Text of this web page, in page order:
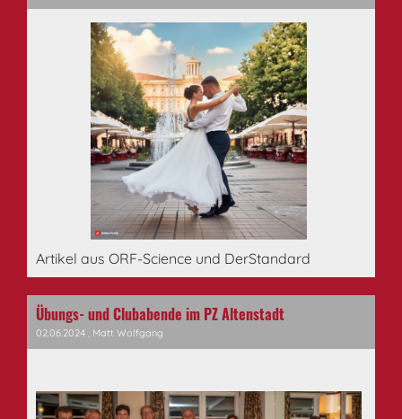
Artikel aus ORF-Science und DerStandard
Übungs- und Clubabende im PZ Altenstadt
02.06.2024 , Matt Wolfgang